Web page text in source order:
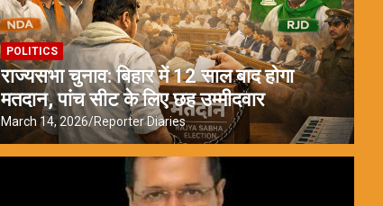
POLITICS
राज्यसभा चुनाव: बिहार में 12 साल बाद होगा
मतदान, पांच सीट के लिए छह उम्मीदवार
March 14, 2026 Reporter Diaries